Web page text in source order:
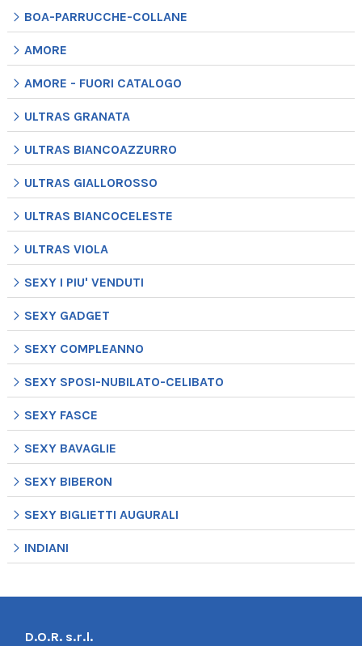
BOA-PARRUCCHE-COLLANE
AMORE
AMORE - FUORI CATALOGO
ULTRAS GRANATA
ULTRAS BIANCOAZZURRO
ULTRAS GIALLOROSSO
ULTRAS BIANCOCELESTE
ULTRAS VIOLA
SEXY I PIU' VENDUTI
SEXY GADGET
SEXY COMPLEANNO
SEXY SPOSI-NUBILATO-CELIBATO
SEXY FASCE
SEXY BAVAGLIE
SEXY BIBERON
SEXY BIGLIETTI AUGURALI
INDIANI
D.O.R. s.r.l.